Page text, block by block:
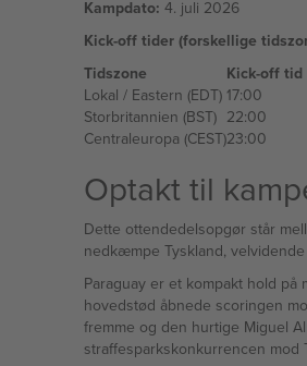
Kampdato: 4. juli 2026
Kick-off tider (forskellige
Tidszone
Kick-off tid
Lokal / Eastern (EDT) 17:00
Storbritannien (BST) 22:00
Centraleuropa (CEST)23:00
Optakt til
Dette ottendedelsopgør står
nedkæmpe Tyskland,
Paraguay er et kompakt hold
hovedstød åbnede scoringen
fremme og den hurtige Miguel
straffesparkskonkurrencen mod